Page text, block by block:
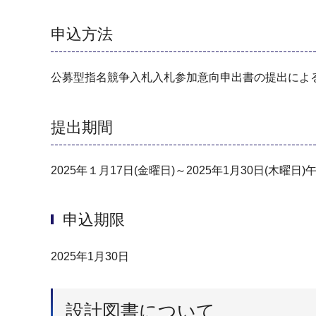
申込方法
公募型指名競争入札入札参加意向申出書の提出によ
提出期間
2025年１月17日(金曜日)～2025年1月30日(木曜日)
申込期限
2025年1月30日
設計図書について